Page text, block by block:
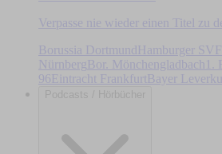
Verpasse nie wieder einen Titel zu
Borussia DortmundHamburger SV
Nürnberg Bor. Mönchengladbach 1.
96Eintracht Frankfurt Bayer
Podcasts / Hörbücher